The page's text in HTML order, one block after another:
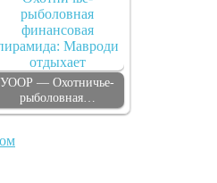
УООР — Охотничье-
рыболовная…